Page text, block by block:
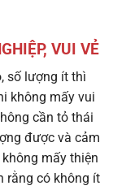
VUI VẺ
số lượng ít thì
không mấy vui
cần tỏ thái
được và cảm
mấy thiện
rằng có không ít